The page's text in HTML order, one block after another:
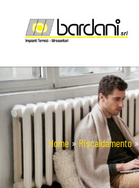
Home»Riscaldamento»